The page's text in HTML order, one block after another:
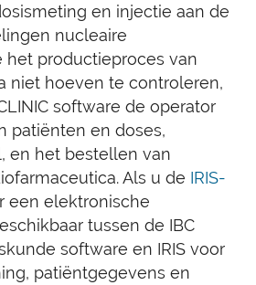
en injectie aan de
nucleaire
het productieproces van
niet hoeven te controleren,
software de operator
patiënten en doses,
en het bestellen van
Als u de IRIS-
een elektronische
tussen de IBC
software en IRIS voor
patiëntgegevens en